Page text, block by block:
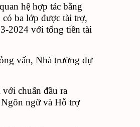
hệ hợp tác bằng
ba lớp được tài trợ,
2024 với tổng tiền tài
vấn, Nhà trường dự
với chuẩn đầu ra
ngữ và Hỗ trợ